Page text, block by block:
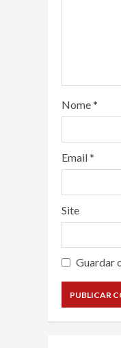
Nome*
Email*
Site
Guardar